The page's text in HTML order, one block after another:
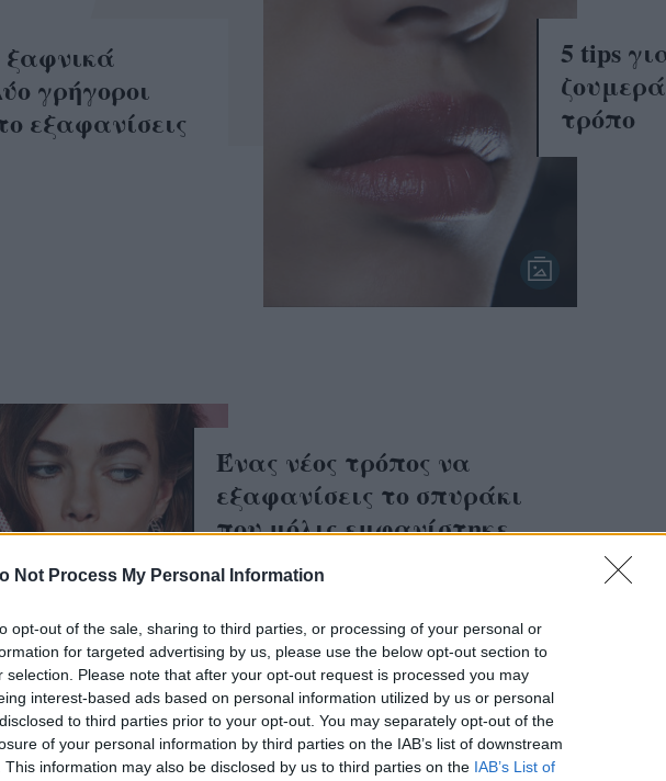
Not Process My Personal Information
opt-out of the sale, sharing to third parties, or processing of your personal or
for targeted advertising by us, please use the below opt-out section to
selection. Please note that after your opt-out request is processed you may
interest-based ads based on personal information utilized by us or personal
to third parties prior to your opt-out. You may separately opt-out of the
of your personal information by third parties on the IAB’s list of downstream
This information may also be disclosed by us to third parties on the IAB’s List of
γρήγοροι
εξαφανίσεις
5 tips
τρόπο
Ένας νέος τρόπος να
εξαφανίσεις το σπυράκι
που μόλις εμφανίστηκε